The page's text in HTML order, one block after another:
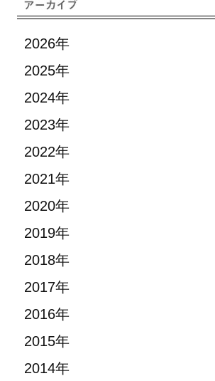
2026年
2025年
2024年
2023年
2022年
2021年
2020年
2019年
2018年
2017年
2016年
2015年
2014年